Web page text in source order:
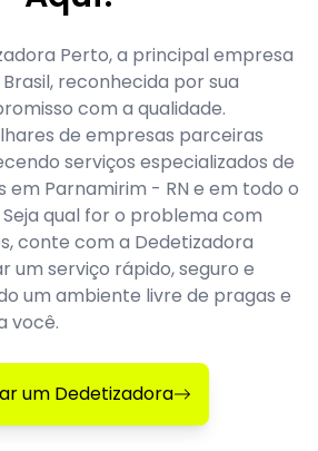
Perto, a principal empresa
reconhecida por sua
com a qualidade.
de empresas parceiras
serviços especializados de
Parnamirim - RN e em todo o
qual for o problema com
conte com a Dedetizadora
um serviço rápido, seguro e
um ambiente livre de pragas e
você.
um Dedetizadora